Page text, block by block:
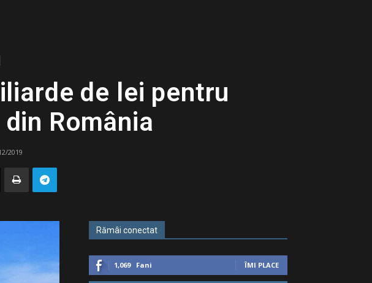
de lei pentru
România
2019
Rămâi conectat
1,069 Fani ÎMI PLACE